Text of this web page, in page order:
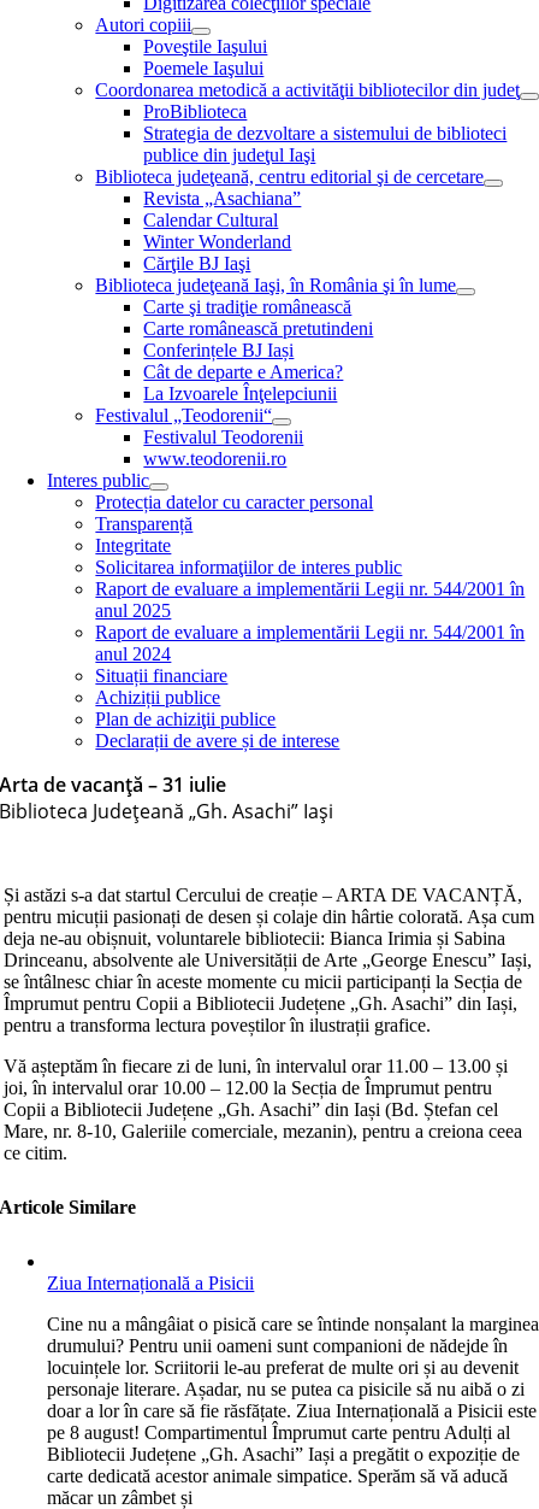
Autori copiii
Poveştile Iaşului
Poemele Iaşului
Coordonarea metodică a activităţii bibliotecilor din judeţ
ProBiblioteca
Strategia de dezvoltare a sistemului de biblioteci
publice din judeţul Iaşi
Biblioteca judeţeană, centru editorial şi de cercetare
Revista „Asachiana”
Calendar Cultural
Winter Wonderland
Cărţile BJ Iaşi
Biblioteca judeţeană Iaşi, în România şi în lume
Carte şi tradiţie românească
Carte românească pretutindeni
Conferințele BJ Iași
Cât de departe e America?
La Izvoarele Înţelepciunii
Festivalul „Teodorenii“
Festivalul Teodorenii
www.teodorenii.ro
Interes public
Protecția datelor cu caracter personal
Transparență
Integritate
Solicitarea informaţiilor de interes public
Raport de evaluare a implementării Legii nr. 544/2001 în
anul 2025
Raport de evaluare a implementării Legii nr. 544/2001 în
anul 2024
Situații financiare
Achiziții publice
Plan de achiziţii publice
Declarații de avere și de interese
Arta de vacanță – 31 iulie
Biblioteca Judeţeană „Gh. Asachi” Iaşi
Și astăzi s-a dat startul Cercului de creație – ARTA DE VACANȚĂ,
pentru micuții pasionați de desen și colaje din hârtie colorată. Așa cum
deja ne-au obișnuit, voluntarele bibliotecii: Bianca Irimia și Sabina
Drinceanu, absolvente ale Universității de Arte „George Enescu” Iași,
se întâlnesc chiar în aceste momente cu micii participanți la Secția de
Împrumut pentru Copii a Bibliotecii Județene „Gh. Asachi” din Iași,
pentru a transforma lectura poveștilor în ilustrații grafice.
Vă așteptăm în fiecare zi de luni, în intervalul orar 11.00 – 13.00 și
joi, în intervalul orar 10.00 – 12.00 la Secția de Împrumut pentru
Copii a Bibliotecii Județene „Gh. Asachi” din Iași (Bd. Ștefan cel
Mare, nr. 8-10, Galeriile comerciale, mezanin), pentru a creiona ceea
ce citim.
Articole Similare
Ziua Internațională a Pisicii
Cine nu a mângâiat o pisică care se întinde nonșalant la marginea
drumului? Pentru unii oameni sunt companioni de nădejde în
locuințele lor. Scriitorii le-au preferat de multe ori și au devenit
personaje literare. Așadar, nu se putea ca pisicile să nu aibă o zi
doar a lor în care să fie răsfățate. Ziua Internațională a Pisicii este
pe 8 august! Compartimentul Împrumut carte pentru Adulți al
Bibliotecii Județene „Gh. Asachi” Iași a pregătit o expoziție de
carte dedicată acestor animale simpatice. Sperăm să vă aducă
măcar un zâmbet și